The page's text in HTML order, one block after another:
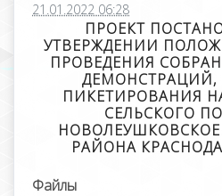
21.01.2022 06:28
ПРОЕКТ
УТВЕРЖДЕНИИ
ПРОВЕДЕНИЯ
ПИКЕТИРОВАНИЯ
СЕЛЬСКОГО
РАЙОНА
Файлы